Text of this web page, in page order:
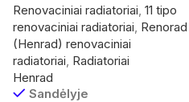
Renovaciniai radiatoriai 11 tipo
renovaciniai radiatoriai Renorad
(Henrad) renovaciniai
radiatoriai Radiatoriai
Henrad
Sandėlyje